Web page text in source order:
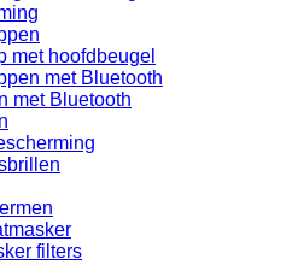
met hoofdbeugel
met Bluetooth
met Bluetooth
filters